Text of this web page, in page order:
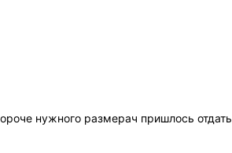
нужного размерач пришлось отдать